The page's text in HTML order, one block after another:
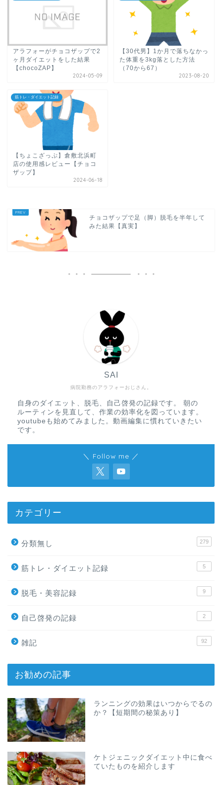
アラフォーがチョコザップで2
ヶ月ダイエットをした結果
【chocoZAP】
2024-05-09
【30代男】1か月で落ちなかっ
た体重を3kg落とした方法
（70から67）
2023-08-20
筋トレ・ダイエット記録
【ちょこざっぷ】倉敷北浜町
店の使用感レビュー【チョコ
ザップ】
2024-06-18
チョコザップで足（脚）脱毛を半年して
みた結果【真実】
病院勤務のアラフォーおじさん。
SAI
自身のダイエット、脱毛、自己啓発の記録です。 朝の
ルーティンを見直して、作業の効率化を図っています。
youtubeも始めてみました。動画編集に慣れていきたい
です。
＼ Follow me ／
カテゴリー
分類無し 279
筋トレ・ダイエット記録 5
脱毛・美容記録 9
自己啓発の記録 2
雑記 92
お勧めの記事
ランニングの効果はいつからでるの
か？【短期間の秘策あり】
ケトジェニックダイエット中に食べ
ていたものを紹介します